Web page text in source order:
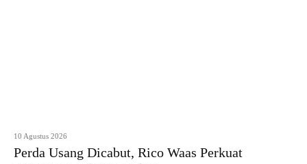
10 Agustus 2026
Perda Usang Dicabut, Rico Waas Perkuat